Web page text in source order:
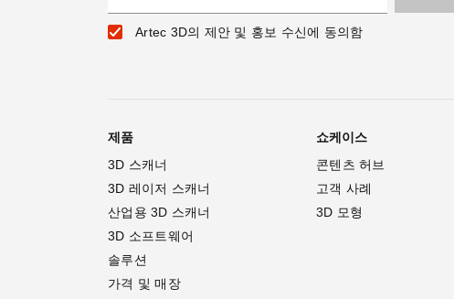
Artec 3D의 제안 및 홍보 수신에 동의함
제품
3D 스캐너
3D 레이저 스캐너
산업용 3D 스캐너
3D 소프트웨어
솔루션
가격 및 매장
쇼케이스
콘텐츠 허브
고객 사례
3D 모형